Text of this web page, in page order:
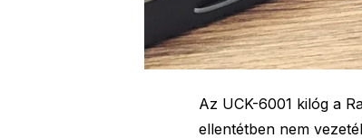
Az UCK-6001 kilóg a
ellentétben nem